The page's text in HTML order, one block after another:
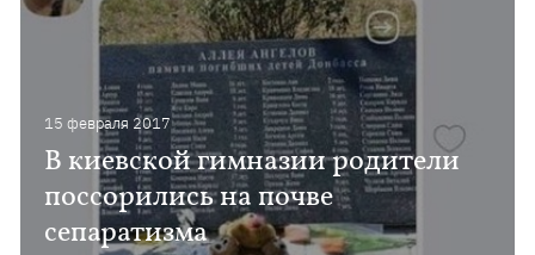
15 февраля 2017
В киевской гимназии родители
поссорились на почве
сепаратизма